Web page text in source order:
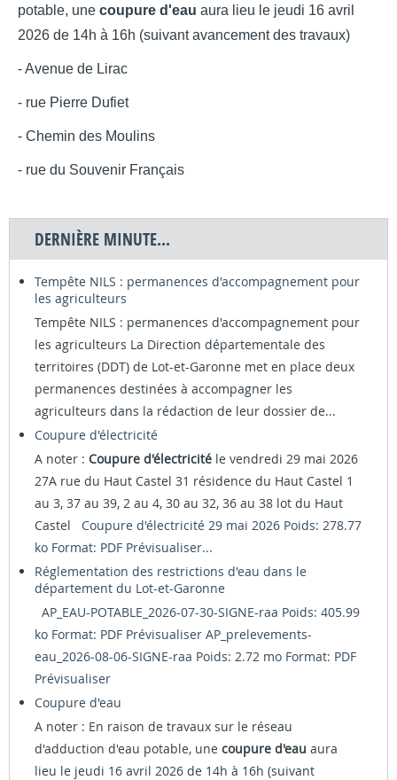
potable, une coupure d'eau aura lieu le jeudi 16 avril
2026 de 14h à 16h (suivant avancement des travaux)
- Avenue de Lirac
- rue Pierre Dufiet
- Chemin des Moulins
- rue du Souvenir Français
DERNIÈRE MINUTE...
Tempête NILS : permanences d'accompagnement pour
les agriculteurs
Tempête NILS : permanences d'accompagnement pour
les agriculteurs La Direction départementale des
territoires (DDT) de Lot-et-Garonne met en place deux
permanences destinées à accompagner les
agriculteurs dans la rédaction de leur dossier de...
Coupure d'électricité
A noter : Coupure d'électricité le vendredi 29 mai 2026
27A rue du Haut Castel 31 résidence du Haut Castel 1
au 3, 37 au 39, 2 au 4, 30 au 32, 36 au 38 lot du Haut
Castel Coupure d'électricité 29 mai 2026 Poids: 278.77
ko Format: PDF Prévisualiser...
Réglementation des restrictions d'eau dans le
département du Lot-et-Garonne
AP_EAU-POTABLE_2026-07-30-SIGNE-raa Poids: 405.99
ko Format: PDF Prévisualiser AP_prelevements-
eau_2026-08-06-SIGNE-raa Poids: 2.72 mo Format: PDF
Prévisualiser
Coupure d'eau
A noter : En raison de travaux sur le réseau
d'adduction d'eau potable, une coupure d'eau aura
lieu le jeudi 16 avril 2026 de 14h à 16h (suivant